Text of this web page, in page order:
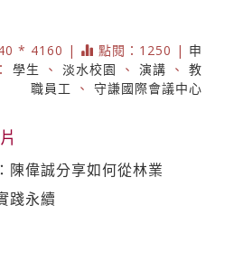
* 4160 | 點閱：1250 | 申
學生 、 淡水校園 、 演講 、 教
職員工
、 守謙國際會議中心
陳偉誠分享如何從林業
踐永續